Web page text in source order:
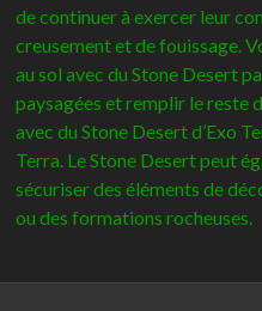
de continuer à exercer leur
creusement et de fouissage.
au sol avec du Stone Desert
paysagées et remplir le reste
avec du Stone Desert d’Exo
Terra. Le Stone Desert peut
sécuriser des éléments de
ou des formations rocheuses.